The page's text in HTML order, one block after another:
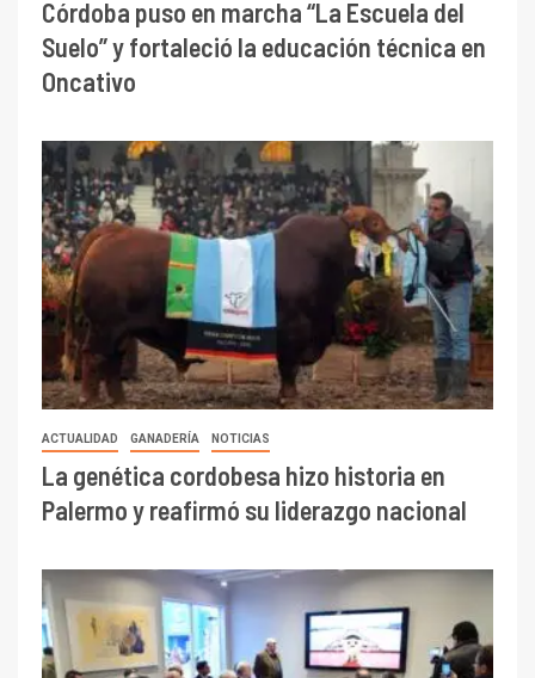
Córdoba puso en marcha “La Escuela del
Suelo” y fortaleció la educación técnica en
Oncativo
ACTUALIDAD GANADERÍA NOTICIAS
La genética cordobesa hizo historia en
Palermo y reafirmó su liderazgo nacional